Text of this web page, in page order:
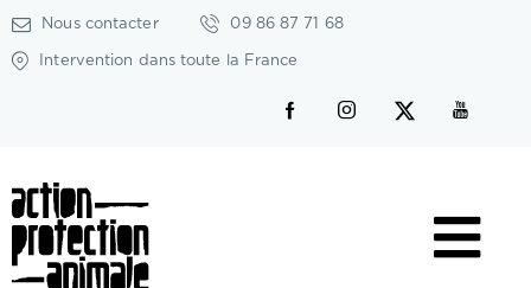
Nous contacter 09 86 87 71 68
Intervention dans toute la France